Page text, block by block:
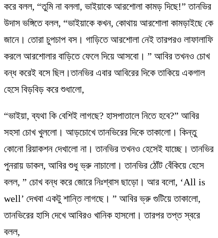
করে বলল, “তুমি না বললা, ভাইয়াকে আরশোলা কামড় দিছে!” তানভির
উদাস ভঙ্গিতে বলল, “ভাইয়াকে কখন, কোথায় আরশোলা কামড়াইছে কে
জানে। তোরা চুপচাপ বস। গাড়িতে আরশোলা নেই তারপরও লাফালাফি
করলে আরশোলার বাড়িতে ফেলে দিয়ে আসবো। ” আবির তখনও চোখ
বন্ধ করেই বসে ছিল।তানভির এবার আবিরের দিকে তাকিয়ে একগাল
হেসে বিড়বিড় করে শুধালো,
“ভাইয়া, ব্যথা কি বেশিই লাগছে? হাসপাতালে নিতে হবে?” আবির
সহসা চোখ খুললো। আড়চোখে তানভিরের দিকে তাকালো। কিন্তু
কোনো রিয়াকশন দেখালো না। তানভির তখনও হেসেই যাচ্ছে। তানভির
পুনরায় ডাকল, আবির শুধু ভ্রু নাচালো। তানভির ঠোঁট বেঁকিয়ে হেসে
বলল, ” চোখ বন্ধ করে জোরে নিঃশ্বাস ছাড়ো। আর বলো, ‘All is
well’ দেখবা একটু শান্তি লাগছে। ” আবির ভ্রু গুটিয়ে তাকালো,
তানভিরের হাসি দেখে আবিরও খানিক হাসলো। তারপর তপ্ত স্বরে
বলল,